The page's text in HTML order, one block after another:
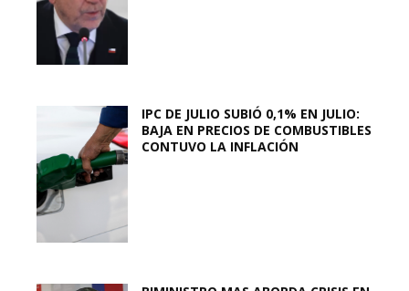
IPC DE JULIO SUBIÓ 0,1% EN JULIO:
BAJA EN PRECIOS DE COMBUSTIBLES
CONTUVO LA INFLACIÓN